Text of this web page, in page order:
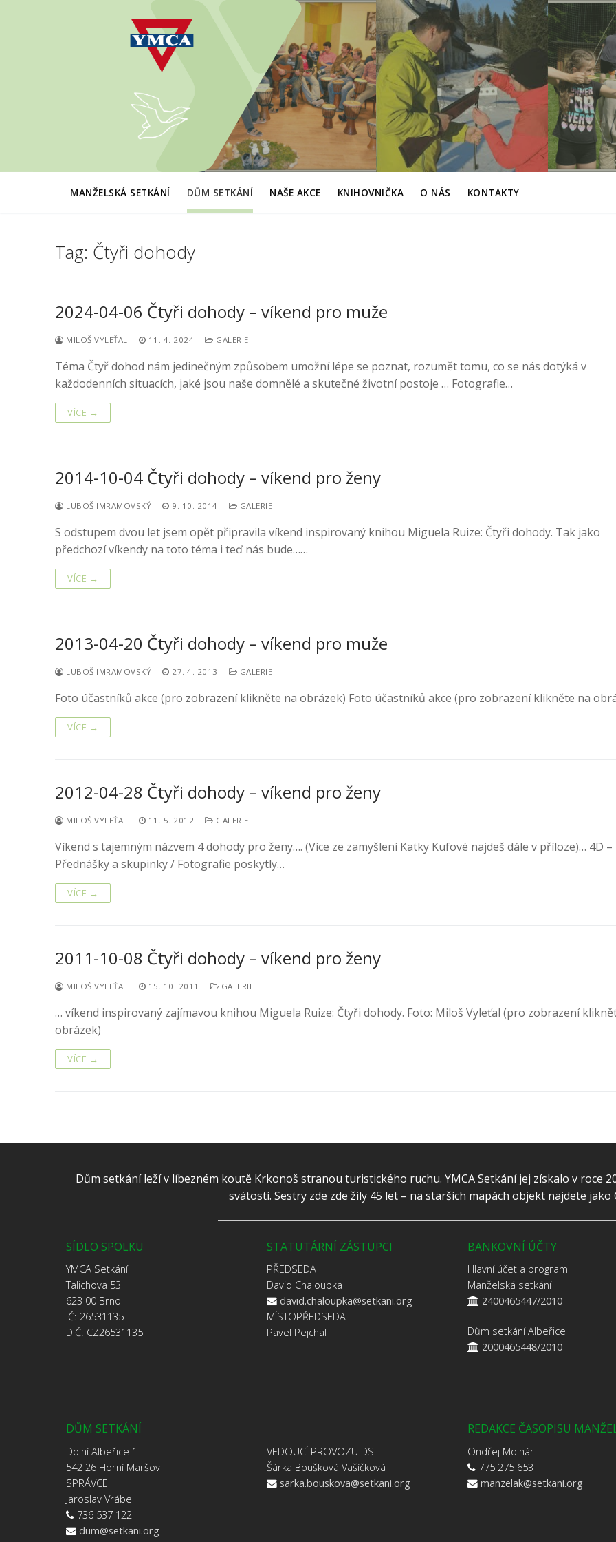
MANŽELSKÁ SETKÁNÍ DŮM SETKÁNÍ NAŠE AKCE KNIHOVNIČKA O NÁS KONTAKTY
Tag: Čtyři dohody
2024-04-06 Čtyři dohody – víkend pro muže
MILOŠ VYLEŤAL 11. 4. 2024 GALERIE
Téma Čtyř dohod nám jedinečným způsobem umožní lépe se poznat, rozumět tomu, co se nás dotýká v
každodenních situacích, jaké jsou naše domnělé a skutečné životní postoje … Fotografie…
VÍCE →
2014-10-04 Čtyři dohody – víkend pro ženy
LUBOŠ IMRAMOVSKÝ 9. 10. 2014 GALERIE
S odstupem dvou let jsem opět připravila víkend inspirovaný knihou Miguela Ruize: Čtyři dohody. Tak jako
předchozí víkendy na toto téma i teď nás bude……
VÍCE →
2013-04-20 Čtyři dohody – víkend pro muže
LUBOŠ IMRAMOVSKÝ 27. 4. 2013 GALERIE
Foto účastníků akce (pro zobrazení klikněte na obrázek) Foto účastníků akce (pro zobrazení klikněte na
VÍCE →
2012-04-28 Čtyři dohody – víkend pro ženy
MILOŠ VYLEŤAL 11. 5. 2012 GALERIE
Víkend s tajemným názvem 4 dohody pro ženy…. (Více ze zamyšlení Katky Kufové najdeš dále v příloze)… 4D –
Přednášky a skupinky / Fotografie poskytly…
VÍCE →
2011-10-08 Čtyři dohody – víkend pro ženy
MILOŠ VYLEŤAL 15. 10. 2011 GALERIE
… víkend inspirovaný zajímavou knihou Miguela Ruize: Čtyři dohody. Foto: Miloš Vyleťal (pro zobrazení
obrázek)
VÍCE →
Dům setkání leží v líbezném koutě Krkonoš stranou turistického ruchu. YMCA Setkání jej získalo v roce
svátostí. Sestry zde zde žily 45 let – na starších mapách objekt najdete jako
SÍDLO SPOLKU
YMCA Setkání
Talichova 53
623 00 Brno
IČ: 26531135
DIČ: CZ26531135
STATUTÁRNÍ ZÁSTUPCI
PŘEDSEDA
David Chaloupka
david.chaloupka@setkani.org
MÍSTOPŘEDSEDA
Pavel Pejchal
BANKOVNÍ ÚČTY
Hlavní účet a program
Manželská setkání
2400465447/2010
Dům setkání Albeřice
2000465448/2010
DŮM SETKÁNÍ
Dolní Albeřice 1
542 26 Horní Maršov
SPRÁVCE
Jaroslav Vrábel
736 537 122
dum@setkani.org
VEDOUCÍ PROVOZU DS
Šárka Boušková Vašíčková
sarka.bouskova@setkani.org
REDAKCE ČASOPISU
Ondřej Molnár
775 275 653
manzelak@setkani.org